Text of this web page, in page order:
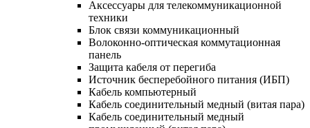
Аксессуары для телекоммуникационной
техники
Блок связи коммуникационный
Волоконно-оптическая коммутационная
панель
Защита кабеля от перегиба
Источник бесперебойного питания (ИБП)
Кабель компьютерный
Кабель соединительный медный (витая пара)
Кабель соединительный медный